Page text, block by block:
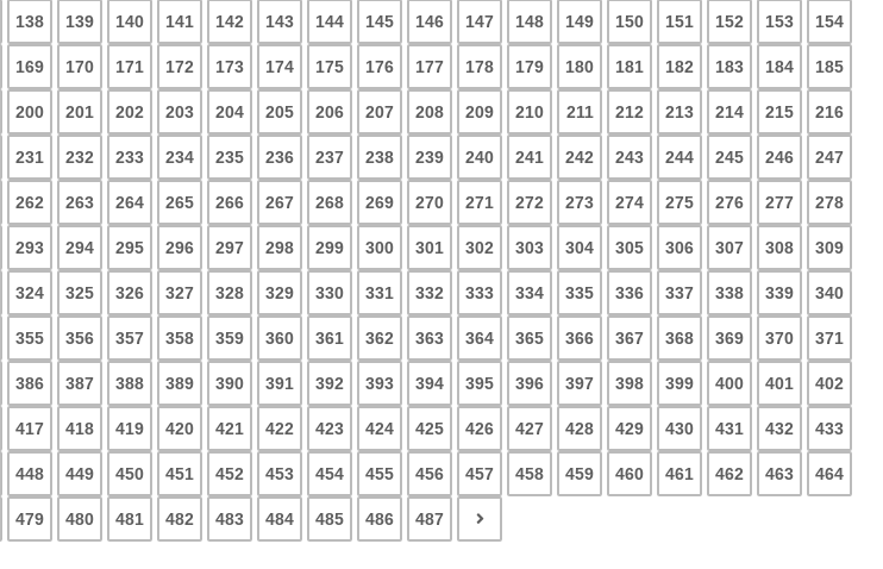
138 139 140 141 142 143 144 145 146 147 148 149 150 151 152 153 154
169 170 171 172 173 174 175 176 177 178 179 180 181 182 183 184 185
200 201 202 203 204 205 206 207 208 209 210 211 212 213 214 215 216
231 232 233 234 235 236 237 238 239 240 241 242 243 244 245 246 247
262 263 264 265 266 267 268 269 270 271 272 273 274 275 276 277 278
293 294 295 296 297 298 299 300 301 302 303 304 305 306 307 308 309
324 325 326 327 328 329 330 331 332 333 334 335 336 337 338 339 340
355 356 357 358 359 360 361 362 363 364 365 366 367 368 369 370 371
386 387 388 389 390 391 392 393 394 395 396 397 398 399 400 401 402
417 418 419 420 421 422 423 424 425 426 427 428 429 430 431 432 433
448 449 450 451 452 453 454 455 456 457 458 459 460 461 462 463 464
479 480 481 482 483 484 485 486 487